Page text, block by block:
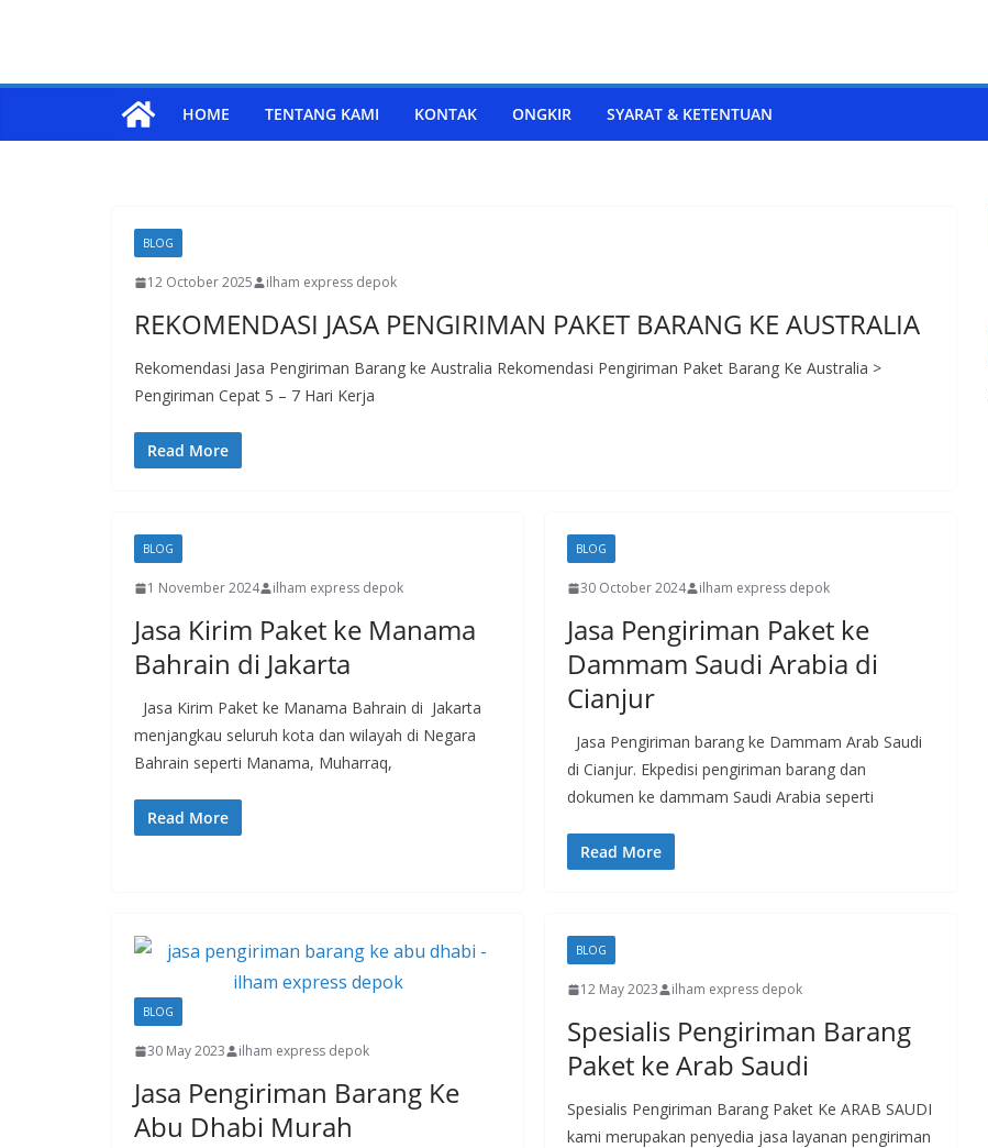
HOME TENTANG KAMI KONTAK ONGKIR SYARAT & KETENTUAN
BLOG
12 October 2025 ilham express depok
REKOMENDASI JASA PENGIRIMAN PAKET BARANG KE AUSTRALIA
Rekomendasi Jasa Pengiriman Barang ke Australia Rekomendasi Pengiriman Paket Barang Ke Australia >
Pengiriman Cepat 5 – 7 Hari Kerja
Read More
BLOG
1 November 2024 ilham express depok
Jasa Kirim Paket ke Manama
Bahrain di Jakarta
Jasa Kirim Paket ke Manama Bahrain di Jakarta
menjangkau seluruh kota dan wilayah di Negara
Bahrain seperti Manama, Muharraq,
Read More
BLOG
30 October 2024 ilham express depok
Jasa Pengiriman Paket ke
Dammam Saudi Arabia di
Cianjur
Jasa Pengiriman barang ke Dammam Arab Saudi
di Cianjur. Ekpedisi pengiriman barang dan
dokumen ke dammam Saudi Arabia seperti
Read More
BLOG
30 May 2023 ilham express depok
Jasa Pengiriman Barang Ke
Abu Dhabi Murah
BLOG
12 May 2023 ilham express depok
Spesialis Pengiriman Barang
Paket ke Arab Saudi
Spesialis Pengiriman Barang Paket Ke ARAB SAUDI
kami merupakan penyedia jasa layanan pengiriman